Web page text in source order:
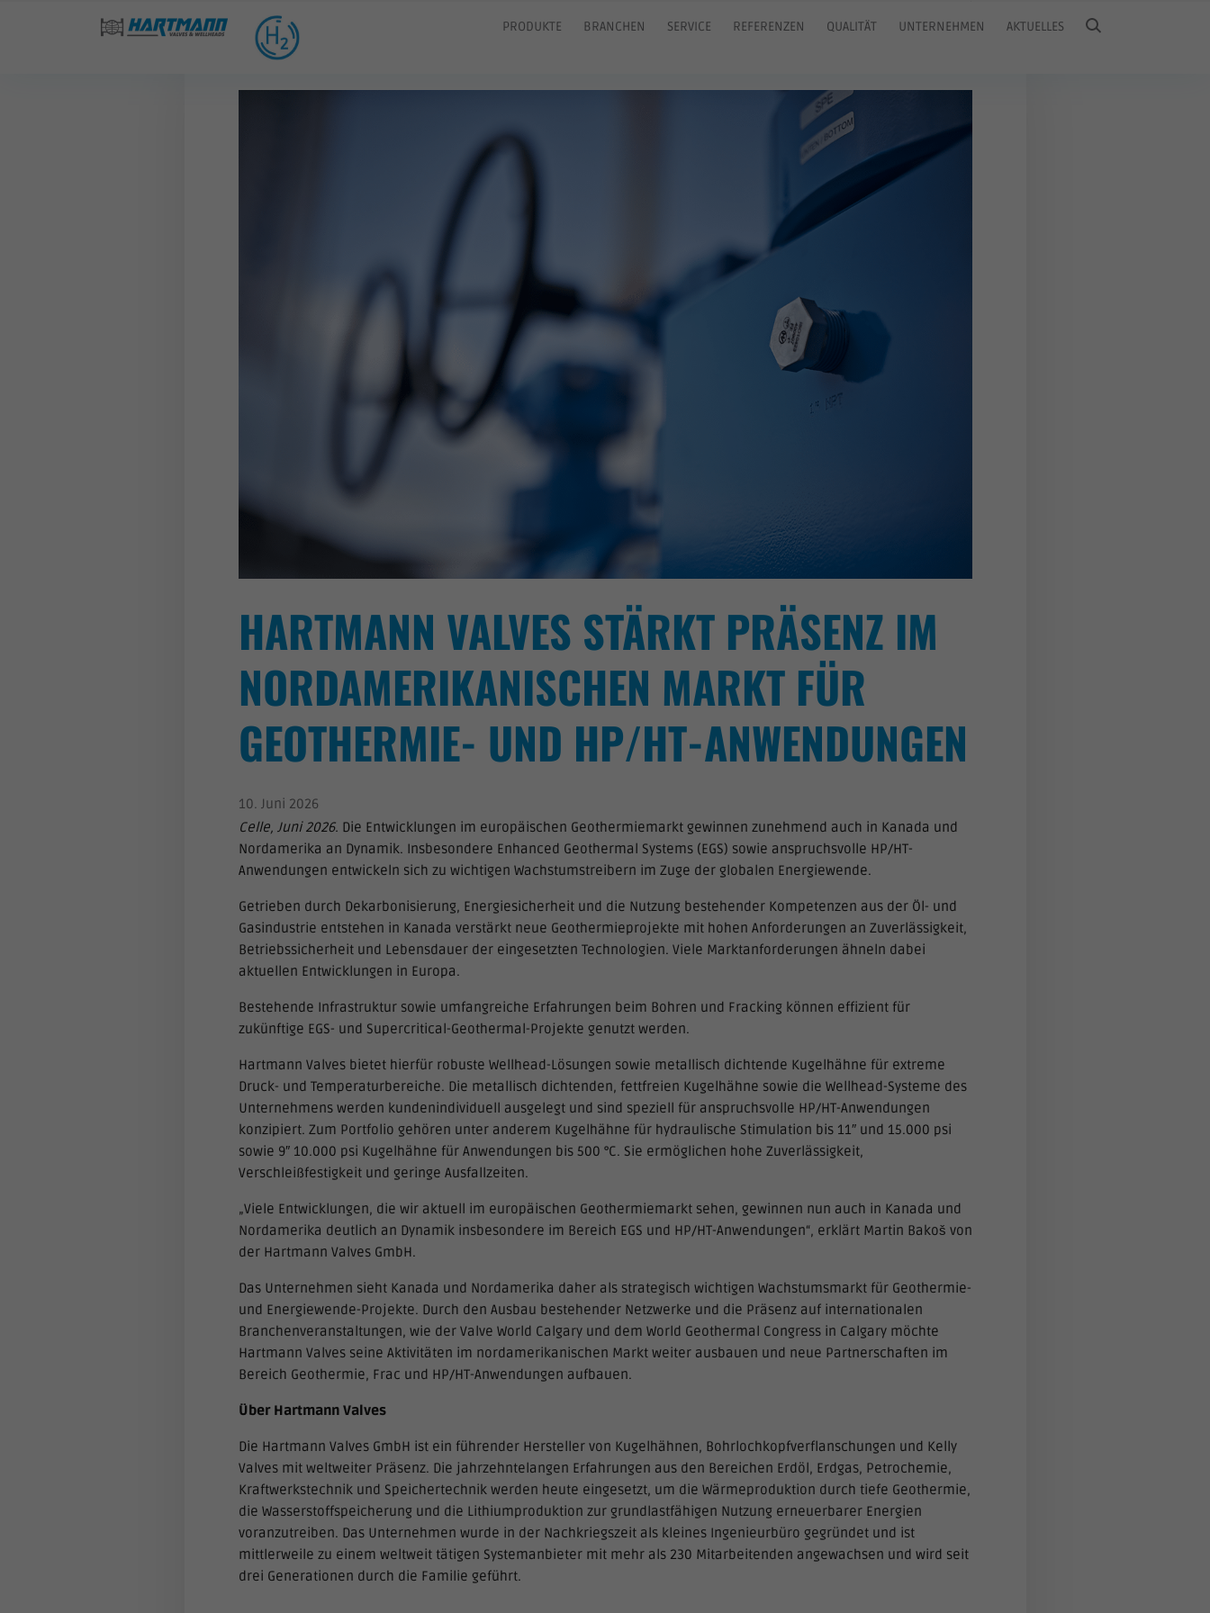
PRODUKTE BRANCHEN SERVICE REFERENZEN QUALITÄT UNTERNEHMEN AKTUELLES
HARTMANN VALVES STÄRKT PRÄSENZ IM
NORDAMERIKANISCHEN MARKT FÜR
GEOTHERMIE- UND HP/HT-ANWENDUNGEN
10. Juni 2026
Celle, Juni 2026. Die Entwicklungen im europäischen Geothermiemarkt gewinnen zunehmend auch in Kanada und
Nordamerika an Dynamik. Insbesondere Enhanced Geothermal Systems (EGS) sowie anspruchsvolle HP/HT-
Anwendungen entwickeln sich zu wichtigen Wachstumstreibern im Zuge der globalen Energiewende.
Getrieben durch Dekarbonisierung, Energiesicherheit und die Nutzung bestehender Kompetenzen aus der Öl- und
Gasindustrie entstehen in Kanada verstärkt neue Geothermieprojekte mit hohen Anforderungen an Zuverlässigkeit,
Betriebssicherheit und Lebensdauer der eingesetzten Technologien. Viele Marktanforderungen ähneln dabei
aktuellen Entwicklungen in Europa.
Bestehende Infrastruktur sowie umfangreiche Erfahrungen beim Bohren und Fracking können effizient für
zukünftige EGS- und Supercritical-Geothermal-Projekte genutzt werden.
Hartmann Valves bietet hierfür robuste Wellhead-Lösungen sowie metallisch dichtende Kugelhähne für extreme
Druck- und Temperaturbereiche. Die metallisch dichtenden, fettfreien Kugelhähne sowie die Wellhead-Systeme des
Unternehmens werden kundenindividuell ausgelegt und sind speziell für anspruchsvolle HP/HT-Anwendungen
konzipiert. Zum Portfolio gehören unter anderem Kugelhähne für hydraulische Stimulation bis 11″ und 15.000 psi
sowie 9″ 10.000 psi Kugelhähne für Anwendungen bis 500 °C. Sie ermöglichen hohe Zuverlässigkeit,
Verschleißfestigkeit und geringe Ausfallzeiten.
„Viele Entwicklungen, die wir aktuell im europäischen Geothermiemarkt sehen, gewinnen nun auch in Kanada und
Nordamerika deutlich an Dynamik insbesondere im Bereich EGS und HP/HT-Anwendungen“, erklärt Martin Bakoš von
der Hartmann Valves GmbH.
Das Unternehmen sieht Kanada und Nordamerika daher als strategisch wichtigen Wachstumsmarkt für Geothermie-
und Energiewende-Projekte. Durch den Ausbau bestehender Netzwerke und die Präsenz auf internationalen
Branchenveranstaltungen, wie der Valve World Calgary und dem World Geothermal Congress in Calgary möchte
Hartmann Valves seine Aktivitäten im nordamerikanischen Markt weiter ausbauen und neue Partnerschaften im
Bereich Geothermie, Frac und HP/HT-Anwendungen aufbauen.
Über Hartmann Valves
Die Hartmann Valves GmbH ist ein führender Hersteller von Kugelhähnen, Bohrlochkopfverflanschungen und Kelly
Valves mit weltweiter Präsenz. Die jahrzehntelangen Erfahrungen aus den Bereichen Erdöl, Erdgas, Petrochemie,
Kraftwerkstechnik und Speichertechnik werden heute eingesetzt, um die Wärmeproduktion durch tiefe Geothermie,
die Wasserstoffspeicherung und die Lithiumproduktion zur grundlastfähigen Nutzung erneuerbarer Energien
voranzutreiben. Das Unternehmen wurde in der Nachkriegszeit als kleines Ingenieurbüro gegründet und ist
mittlerweile zu einem weltweit tätigen Systemanbieter mit mehr als 230 Mitarbeitenden angewachsen und wird seit
drei Generationen durch die Familie geführt.